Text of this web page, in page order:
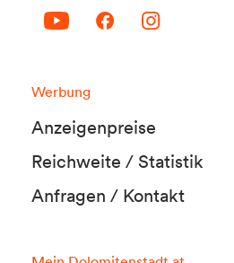
Werbung
Anzeigenpreise
Reichweite / Statistik
Anfragen / Kontakt